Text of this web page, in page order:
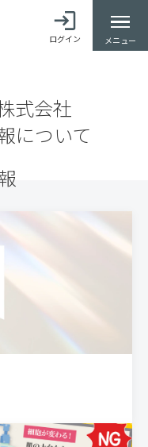
ログイン メニュー
式会社
について